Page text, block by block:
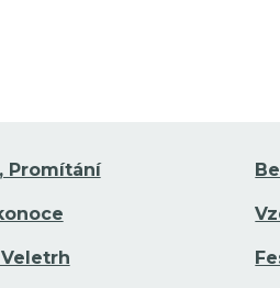
Promítání